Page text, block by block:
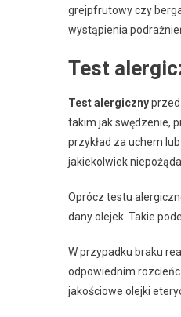
grejpfrutowy czy
wystąpienia
Test
Test alergiczny
takim jak swędzenie,
przykład za uchem
jakiekolwiek
Oprócz testu
dany olejek. Takie
W przypadku braku
odpowiednim
jakościowe olejki